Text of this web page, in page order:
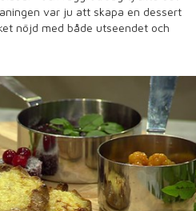
var ju att skapa en dessert
nöjd med både utseendet och